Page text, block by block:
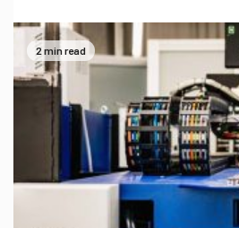
2 min read